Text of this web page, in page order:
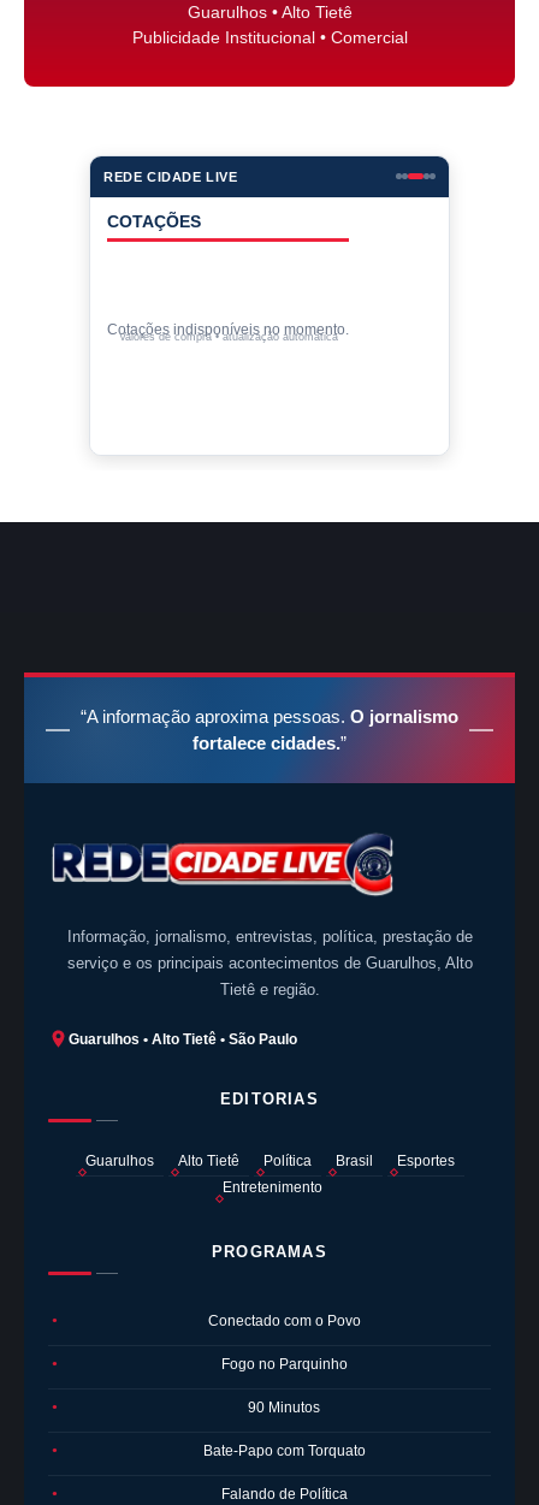
Guarulhos • Alto Tietê
Publicidade Institucional • Comercial
REDE CIDADE LIVE
COTAÇÕES
Cotações indisponíveis no momento.
Valores de compra • atualização automática
“A informação aproxima pessoas. O jornalismo
fortalece cidades.”
Informação, jornalismo, entrevistas, política, prestação de
serviço e os principais acontecimentos de Guarulhos, Alto
Tietê e região.
Guarulhos • Alto Tietê • São Paulo
EDITORIAS
Guarulhos Alto Tietê Política Brasil
Esportes
Entretenimento
PROGRAMAS
● Conectado com o Povo
● Fogo no Parquinho
● 90 Minutos
● Bate-Papo com Torquato
● Falando de Política